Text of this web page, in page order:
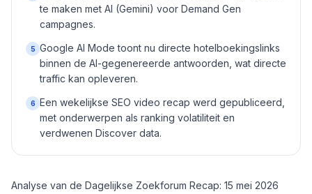
te maken met AI (Gemini) voor Demand Gen
campagnes.
5 Google AI Mode toont nu directe hotelboekingslinks
binnen de AI-gegenereerde antwoorden, wat directe
traffic kan opleveren.
6 Een wekelijkse SEO video recap werd gepubliceerd,
met onderwerpen als ranking volatiliteit en
verdwenen Discover data.
Analyse van de Dagelijkse Zoekforum Recap: 15 mei 2026